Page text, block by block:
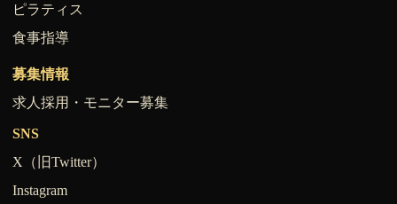
ピラティス
食事指導
募集情報
求人採用・モニター募集
SNS
X（旧Twitter）
Instagram